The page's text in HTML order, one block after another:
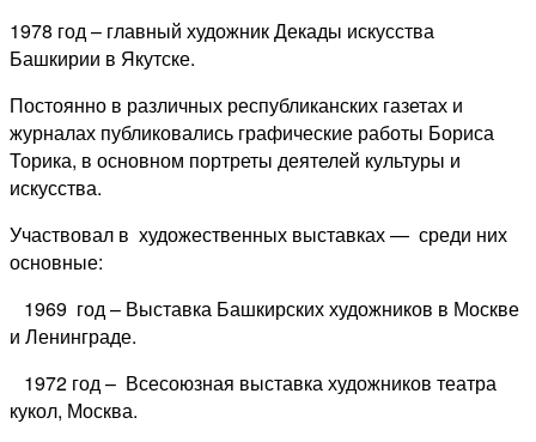
1978 год – главный художник Декады искусства
Башкирии в Якутске.
Постоянно в различных республиканских газетах и
журналах публиковались графические работы Бориса
Торика, в основном портреты деятелей культуры и
искусства.
Участвовал в художественных выставках — среди них
основные:
1969 год – Выставка Башкирских художников в Москве
и Ленинграде.
1972 год – Всесоюзная выставка художников театра
кукол, Москва.